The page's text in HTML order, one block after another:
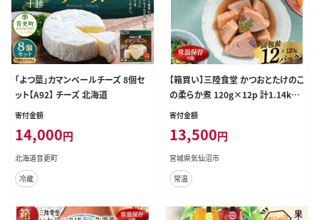
「よつ葉」カマンベールチーズ 8個セ
ット【A92】 チーズ 北海道
寄付金額
14,000円
北海道音更町
冷蔵
【箱買い】三陸食堂 かつおとたけのこ
の柔らか煮 120g×12p 計1.14kg
[阿部長商店 宮城県 気仙沼市 2056
介類 レンジ 長期保存 魚料理 和食
常温保存 常備食
寄付金額
13,500円
宮城県気仙沼市
常温